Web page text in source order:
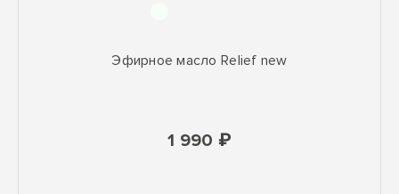
Эфирное масло Relief new
1 990 ₽